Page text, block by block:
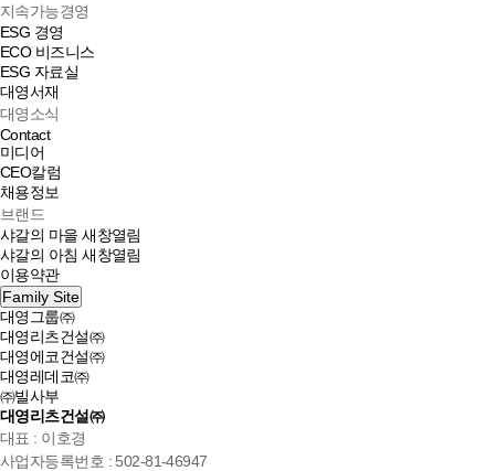
지속가능경영
ESG 경영
ECO 비즈니스
ESG 자료실
대영서재
대영소식
Contact
미디어
CEO칼럼
채용정보
브랜드
샤갈의 마을새창열림
샤갈의 아침새창열림
이용약관
Family Site
대영그룹㈜
대영리츠건설㈜
대영에코건설㈜
대영레데코㈜
㈜빌사부
대영리츠건설㈜
대표 : 이호경
사업자등록번호 : 502-81-46947